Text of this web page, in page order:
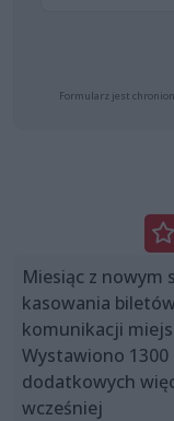
Formularz jest
Miesiąc z nowym
kasowania
komunikacji
Wystawiono 1300
dodatkowych
wcześniej